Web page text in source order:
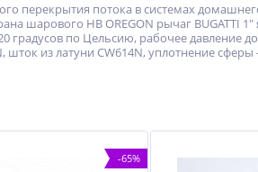
перекрытия потока в системах
шарового НВ OREGON рычаг BUGATTI 1"
градусов по Цельсию, рабочее давление
из латуни CW614N, уплотнение сферы
-65%